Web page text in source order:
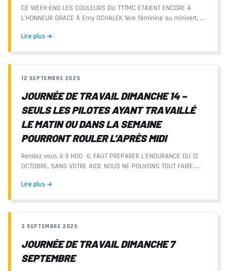
CE WEEK-END LES COULEURS DU TTTMC ETAIENT ENCORE A
L’HONNEUR GRACE À Emy OCHALEK 1ère féminine au minivert, –
Lire plus
12 SEPTEMBRE 2025
JOURNÉE DE TRAVAIL DIMANCHE 14 –
SEULS LES PILOTES AYANT TRAVAILLÉ
LE MATIN OU DANS LA SEMAINE
POURRONT ROULER L’APRÈS MIDI
Rendez vous à 9 H00 -IL FAUT PREPARER L’ENDURANCE DU 12
OCTOBRE. SANS VOTRE AIDE NOUS NE POUVONS TOUT FAIRE.
Lire plus
3 SEPTEMBRE 2025
JOURNÉE DE TRAVAIL DIMANCHE 7
SEPTEMBRE